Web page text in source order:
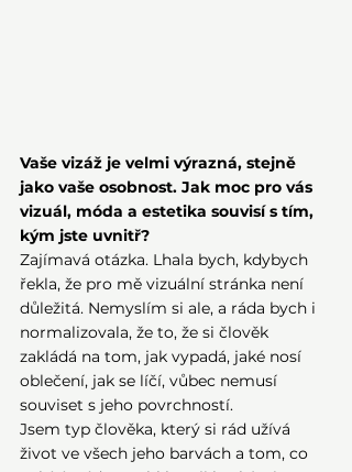
Vaše vizáž je velmi výrazná, stejně
jako vaše osobnost. Jak moc pro vás
vizuál, móda a estetika souvisí s tím,
kým jste uvnitř?
Zajímavá otázka. Lhala bych, kdybych
řekla, že pro mě vizuální stránka není
důležitá. Nemyslím si ale, a ráda bych i
normalizovala, že to, že si člověk
zakládá na tom, jak vypadá, jaké nosí
oblečení, jak se líčí, vůbec nemusí
souviset s jeho povrchností.
Jsem typ člověka, který si rád užívá
život ve všech jeho barvách a tom, co